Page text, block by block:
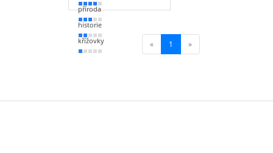
70 %
příroda
60 %
historie
30 %
křížovky
10 %
« 1 (current)
»